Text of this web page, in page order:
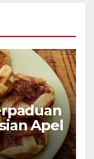
Apel